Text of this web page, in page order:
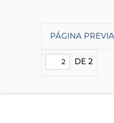
PÁGINA PREVIA
DE 2